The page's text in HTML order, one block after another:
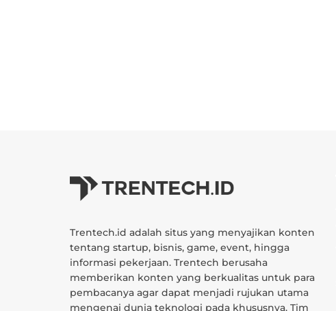
Trentech.id adalah situs yang menyajikan konten
tentang startup, bisnis, game, event, hingga
informasi pekerjaan. Trentech berusaha
memberikan konten yang berkualitas untuk para
pembacanya agar dapat menjadi rujukan utama
mengenai dunia teknologi pada khususnya. Tim